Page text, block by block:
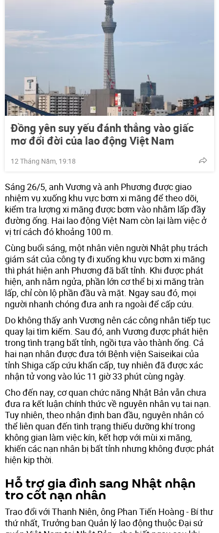
Đồng yên suy yếu đánh thẳng vào giấc
mơ đổi đời của lao động Việt Nam
12 Tháng Năm, 19:18
Sáng 26/5, anh Vương và anh Phương được giao
nhiệm vụ xuống khu vực bơm xi măng để theo dõi,
kiểm tra lượng xi măng được bơm vào nhằm lấp đầy
đường ống. Hai lao động Việt Nam còn lại làm việc ở
vị trí cách đó khoảng 100 m.
Cùng buổi sáng, một nhân viên người Nhật phụ trách
giám sát của công ty đi xuống khu vực bơm xi măng
thì phát hiện anh Phương đã bất tỉnh. Khi được phát
hiện, anh nằm ngửa, phần lớn cơ thể bị xi măng tràn
lấp, chỉ còn lộ phần đầu và mặt. Ngay sau đó, mọi
người nhanh chóng đưa anh ra ngoài để cấp cứu.
Do không thấy anh Vương nên các công nhân tiếp tục
quay lại tìm kiếm. Sau đó, anh Vương được phát hiện
trong tình trạng bất tỉnh, ngồi tựa vào thành ống. Cả
hai nạn nhân được đưa tới Bệnh viện Saiseikai của
tỉnh Shiga cấp cứu khẩn cấp, tuy nhiên đã được xác
nhận tử vong vào lúc 11 giờ 33 phút cùng ngày.
Cho đến nay, cơ quan chức năng Nhật Bản vẫn chưa
đưa ra kết luận chính thức về nguyên nhân vụ tai nạn.
Tuy nhiên, theo nhận định ban đầu, nguyên nhân có
thể liên quan đến tình trạng thiếu dưỡng khí trong
không gian làm việc kín, kết hợp với mùi xi măng,
khiến các nạn nhân bị bất tỉnh nhưng không được phát
hiện kịp thời.
Hỗ trợ gia đình sang Nhật nhận
tro cốt nạn nhân
Trao đổi với Thanh Niên, ông Phan Tiến Hoàng - Bí thư
thứ nhất, Trưởng ban Quản lý lao động thuộc Đại sứ